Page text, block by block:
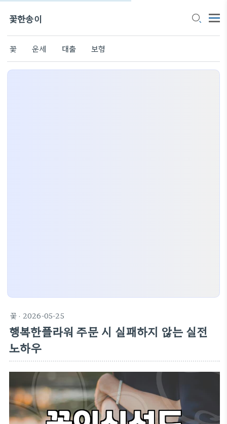
꽃한송이
꽃 운세 대출 보험
꽃 · 2026-05-25
행복한플라워 주문 시 실패하지 않는 실전
노하우